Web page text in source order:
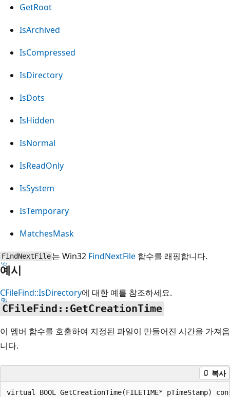
GetRoot
IsArchived
IsCompressed
IsDirectory
IsDots
IsHidden
IsNormal
IsReadOnly
IsSystem
IsTemporary
MatchesMask
FindNextFile 는 Win32 FindNextFile 함수를 래핑합니다.
예시
CFileFind::IsDirectory에 대한 예를 참조하세요.
CFileFind::GetCreationTime
이 멤버 함수를 호출하여 지정된 파일이 만들어진 시간을 가져옵
니다.
복사
virtual BOOL GetCreationTime(FILETIME* pTimeStamp)